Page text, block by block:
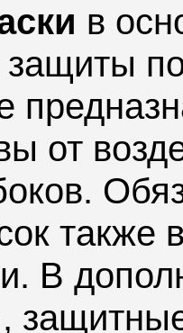
в
защиты
от
также
В